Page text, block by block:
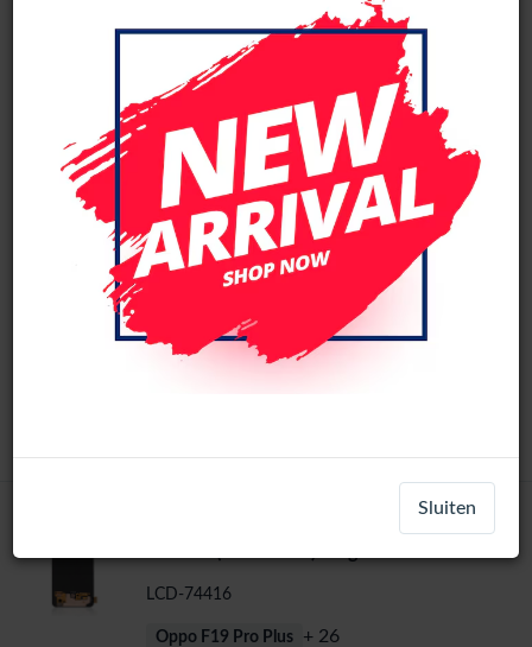
Phone City is een gespecialiseerde B2B groothandel van
Oppo Reno5 F onderdelenin Europa. Wij leveren exclusief
aan reparatiebedrijven, retailers, webshops, refurbishers en
distributeurs met hoogwaardige onderdelen tegen
concurrerende groothandelsprijzen.
LCD
OPPO Reno4 SE / Reno5 Lite / Reno5 F /
Reno5 Z / Reno6 Lite incell LCD Scherm
Zonder frame
LCD-74421
LCD-74416
Oppo F19 Pro Plus + 26
Sluiten